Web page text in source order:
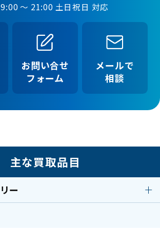
～ 21:00 土日祝日 対応
お問い合せ
フォーム
メールで
相談
主な買取品目
ー